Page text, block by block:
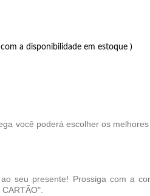
a disponibilidade em estoque )
você poderá escolher os
seu presente! Prossiga com a